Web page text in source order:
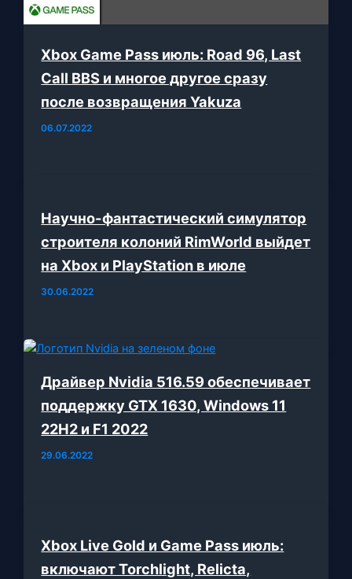
Xbox Game Pass июль: Road 96, Last
Call BBS и многое другое сразу
после возвращения Yakuza
06.07.2022
Научно-фантастический симулятор
строителя колоний RimWorld выйдет
на Xbox и PlayStation в июле
30.06.2022
Драйвер Nvidia 516.59 обеспечивает
поддержку GTX 1630, Windows 11
22H2 и F1 2022
29.06.2022
Xbox Live Gold и Game Pass июль:
включают Torchlight, Relicta,